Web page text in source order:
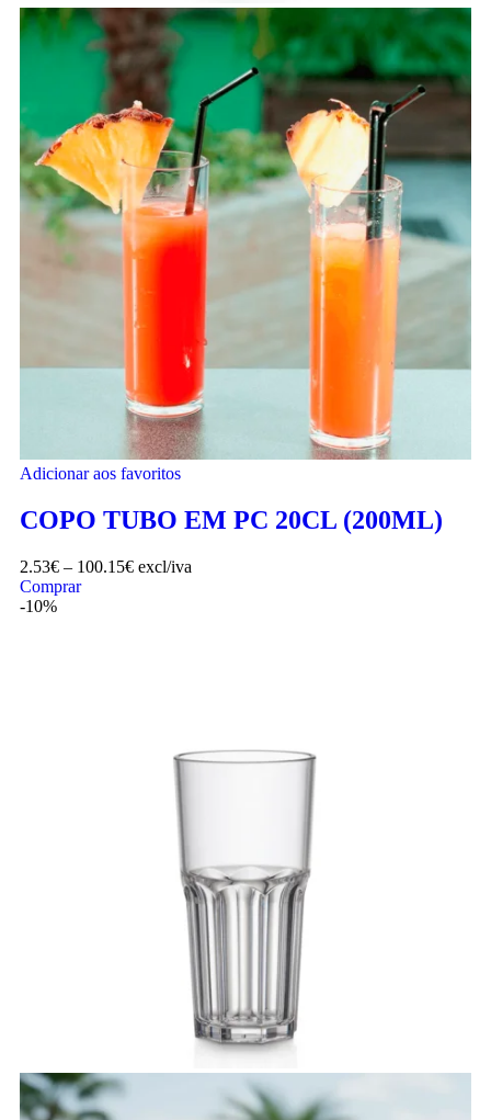
Adicionar aos favoritos
COPO TUBO EM PC 20CL (200ML)
2.53€ – 100.15€ excl/iva
Comprar
-10%